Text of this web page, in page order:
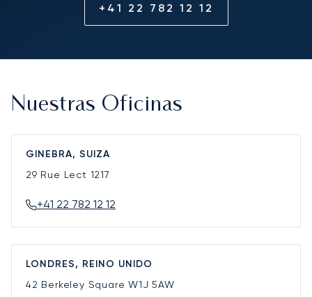
+41 22 782 12 12
Nuestras Oficinas
GINEBRA, SUIZA
29 Rue Lect 1217
+41 22 782 12 12
LONDRES, REINO UNIDO
42 Berkeley SquareW1J 5AW